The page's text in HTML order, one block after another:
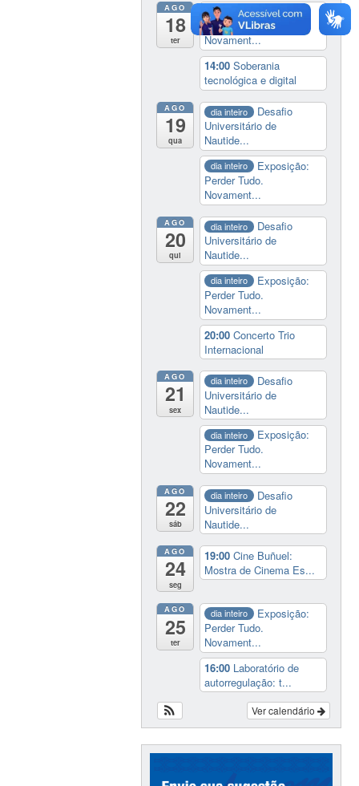
AGO
18
ter
dia inteiro
Exposição:
Perder Tudo.
Novament...
14:00Soberania
tecnológica e digital
AGO
19
qua
dia inteiro
Desafio
Universitário de
Nautide...
dia inteiro
Exposição:
Perder Tudo.
Novament...
AGO
20
qui
dia inteiro
Desafio
Universitário de
Nautide...
dia inteiro
Exposição:
Perder Tudo.
Novament...
20:00Concerto Trio
Internacional
AGO
21
sex
dia inteiro
Desafio
Universitário de
Nautide...
dia inteiro
Exposição:
Perder Tudo.
Novament...
AGO
22
sáb
dia inteiro
Desafio
Universitário de
Nautide...
AGO
24
seg
19:00Cine Buñuel:
Mostra de Cinema Es...
AGO
25
ter
dia inteiro
Exposição:
Perder Tudo.
Novament...
16:00 Laboratório de
autorregulação: t...
Ver calendário